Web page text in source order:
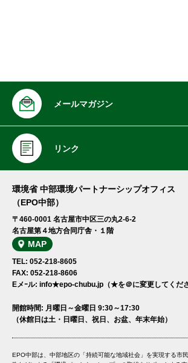
メールマガジン
リンク
環境省 中部環境パートナーシップオフィス
（EPO中部）
〒460-0001 名古屋市中区三の丸2-6-2
名古屋第４地方合同庁舎・１階
MAP
TEL: 052-218-8605
FAX: 052-218-8606
Eメｰル: info★epo-chubu.jp（★を＠に変更してくださ
開館時間: 月曜日～金曜日 9:30～17:30
（休館日は土・日曜日、祝日、お盆、年末年始）
EPO中部は、中部地区の「持続可能な地域社会」を実現する市